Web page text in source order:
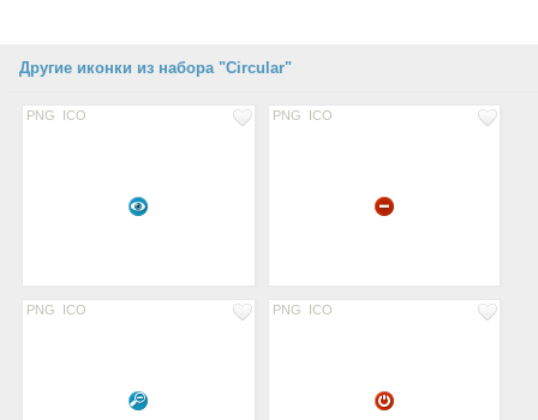
Другие иконки из набора "Circular"
PNG ICO PNG ICO
PNG ICO PNG ICO